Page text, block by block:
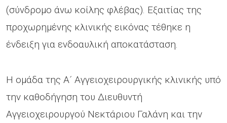
(σύνδρομο άνω κοίλης φλέβας). Εξαιτίας της
προχωρημένης κλινικής εικόνας τέθηκε η
ένδειξη για ενδοαυλική αποκατάσταση.
Η ομάδα της Α´ Αγγειοχειρουργικής κλινικής υπό
την καθοδήγηση του Διευθυντή
Αγγειοχειρουργού Νεκτάριου Γαλάνη και την